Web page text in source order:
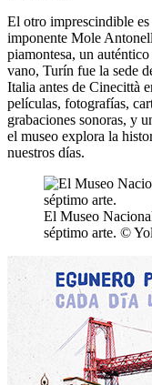
El otro imprescindible es
imponente Mole
piamontesa, un
vano, Turín fue la sede
Italia antes de Cinecittà
películas, fotografías,
grabaciones sonoras, y
el museo explora la
nuestros días.
El Museo
séptimo arte. ©